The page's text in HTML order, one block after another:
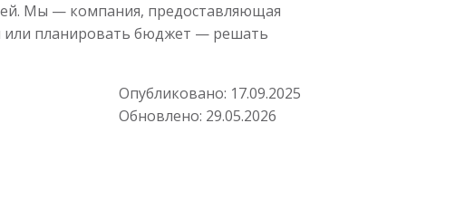
Мы — компания, предоставляющая
или планировать бюджет — решать
Опубликовано: 17.09.2025
Обновлено: 29.05.2026